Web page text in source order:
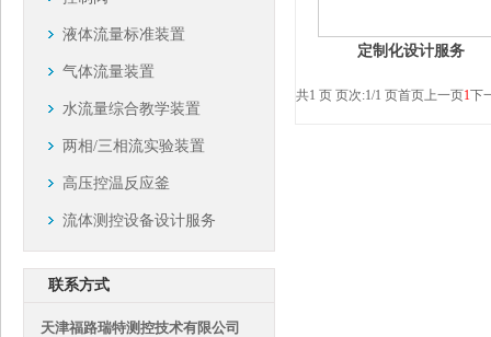
液体流量标准装置
气体流量装置
水流量综合教学装置
两相/三相流实验装置
高压控温反应釜
流体测控设备设计服务
联系方式
天津福路瑞特测控技术有限公司
定制化设计服务
共1 页 页次:1/1 页首页上一页1下